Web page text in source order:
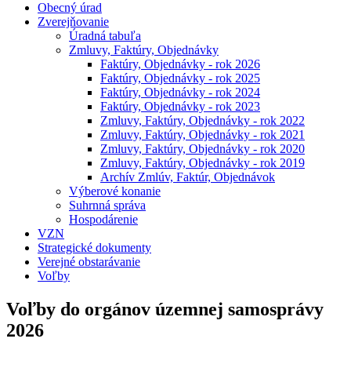
Obecný úrad
Zverejňovanie
Úradná tabuľa
Zmluvy, Faktúry, Objednávky
Faktúry, Objednávky - rok 2026
Faktúry, Objednávky - rok 2025
Faktúry, Objednávky - rok 2024
Faktúry, Objednávky - rok 2023
Zmluvy, Faktúry, Objednávky - rok 2022
Zmluvy, Faktúry, Objednávky - rok 2021
Zmluvy, Faktúry, Objednávky - rok 2020
Zmluvy, Faktúry, Objednávky - rok 2019
Archív Zmlúv, Faktúr, Objednávok
Výberové konanie
Suhrnná správa
Hospodárenie
VZN
Strategické dokumenty
Verejné obstarávanie
Voľby
Voľby do orgánov územnej samosprávy
2026